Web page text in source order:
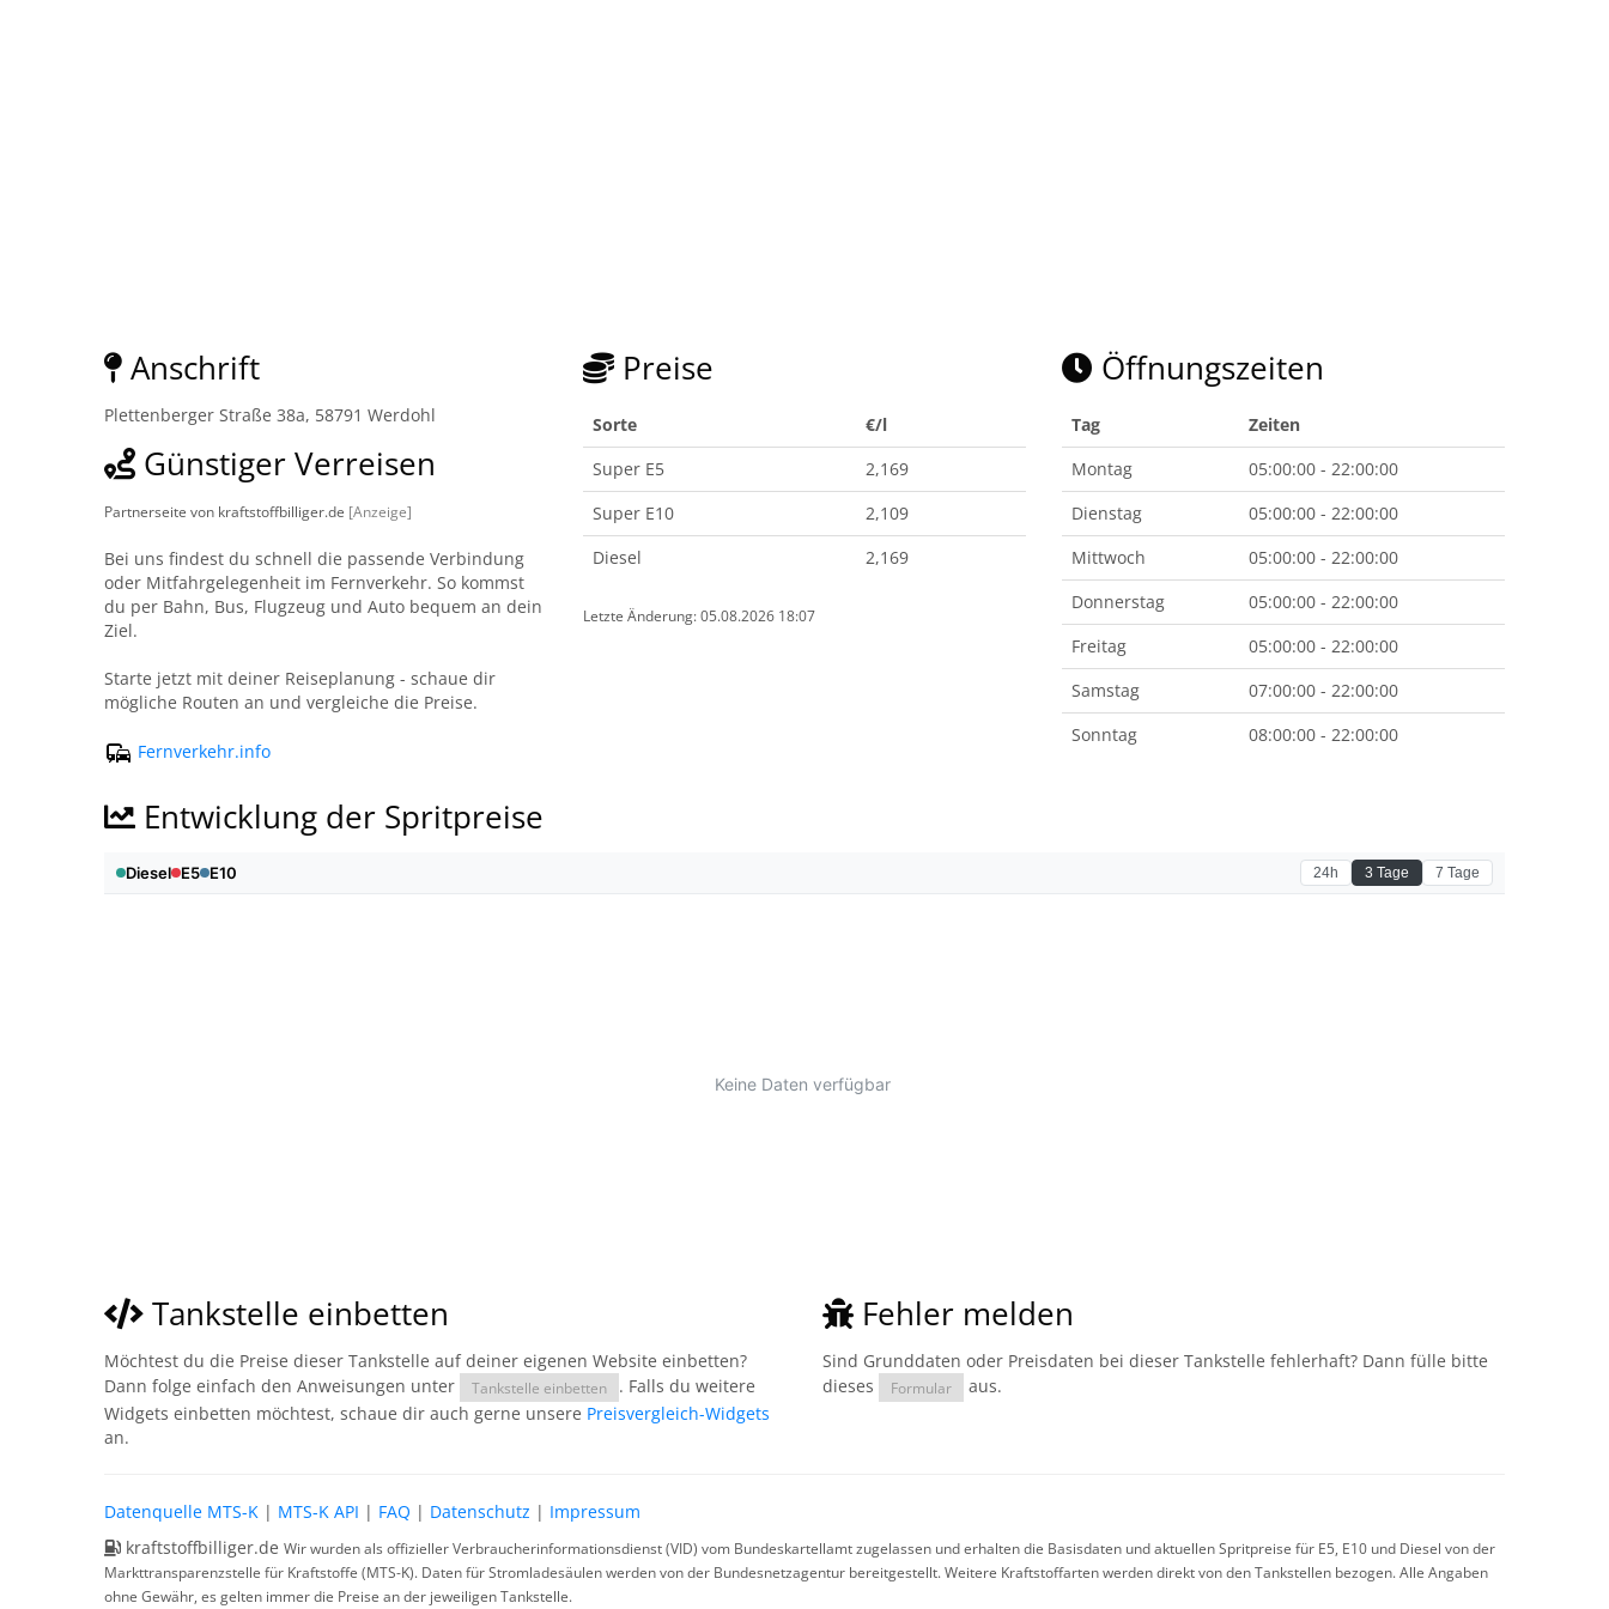
Anschrift
Plettenberger Straße 38a, 58791 Werdohl
Günstiger Verreisen
Partnerseite von kraftstoffbilliger.de [Anzeige]
Bei uns findest du schnell die passende Verbindung
oder Mitfahrgelegenheit im Fernverkehr. So kommst
du per Bahn, Bus, Flugzeug und Auto bequem an dein
Ziel.
Starte jetzt mit deiner Reiseplanung - schaue dir
mögliche Routen an und vergleiche die Preise.
Fernverkehr.info
Preise
Sorte
€/l
Super E5
2,169
Super E10
2,109
Diesel
2,169
Letzte Änderung: 05.08.2026 18:07
Öffnungszeiten
Tag
Zeiten
Montag
05:00:00 - 22:00:00
Dienstag
05:00:00 - 22:00:00
Mittwoch
05:00:00 - 22:00:00
Donnerstag
05:00:00 - 22:00:00
Freitag
05:00:00 - 22:00:00
Samstag
07:00:00 - 22:00:00
Sonntag
08:00:00 - 22:00:00
Entwicklung der Spritpreise
Tankstelle einbetten
Möchtest du die Preise dieser Tankstelle auf deiner eigenen Website einbetten?
Dann folge einfach den Anweisungen unter
Tankstelle einbetten
. Falls du weitere
Widgets einbetten möchtest, schaue dir auch gerne unsere Preisvergleich-Widgets
an.
Fehler melden
Sind Grunddaten oder Preisdaten bei dieser Tankstelle fehlerhaft? Dann fülle bitte
dieses
Formular aus.
Datenquelle MTS-K | MTS-K API | FAQ | Datenschutz | Impressum
kraftstoffbilliger.de Wir wurden als offizieller Verbraucherinformationsdienst (VID) vom Bundeskartellamt zugelassen und erhalten die Basisdaten und aktuellen Spritpreise für E5, E10 und Diesel von der
Markttransparenzstelle für Kraftstoffe (MTS-K). Daten für Stromladesäulen werden von der Bundesnetzagentur bereitgestellt. Weitere Kraftstoffarten werden direkt von den Tankstellen bezogen. Alle Angaben
ohne Gewähr, es gelten immer die Preise an der jeweiligen Tankstelle.